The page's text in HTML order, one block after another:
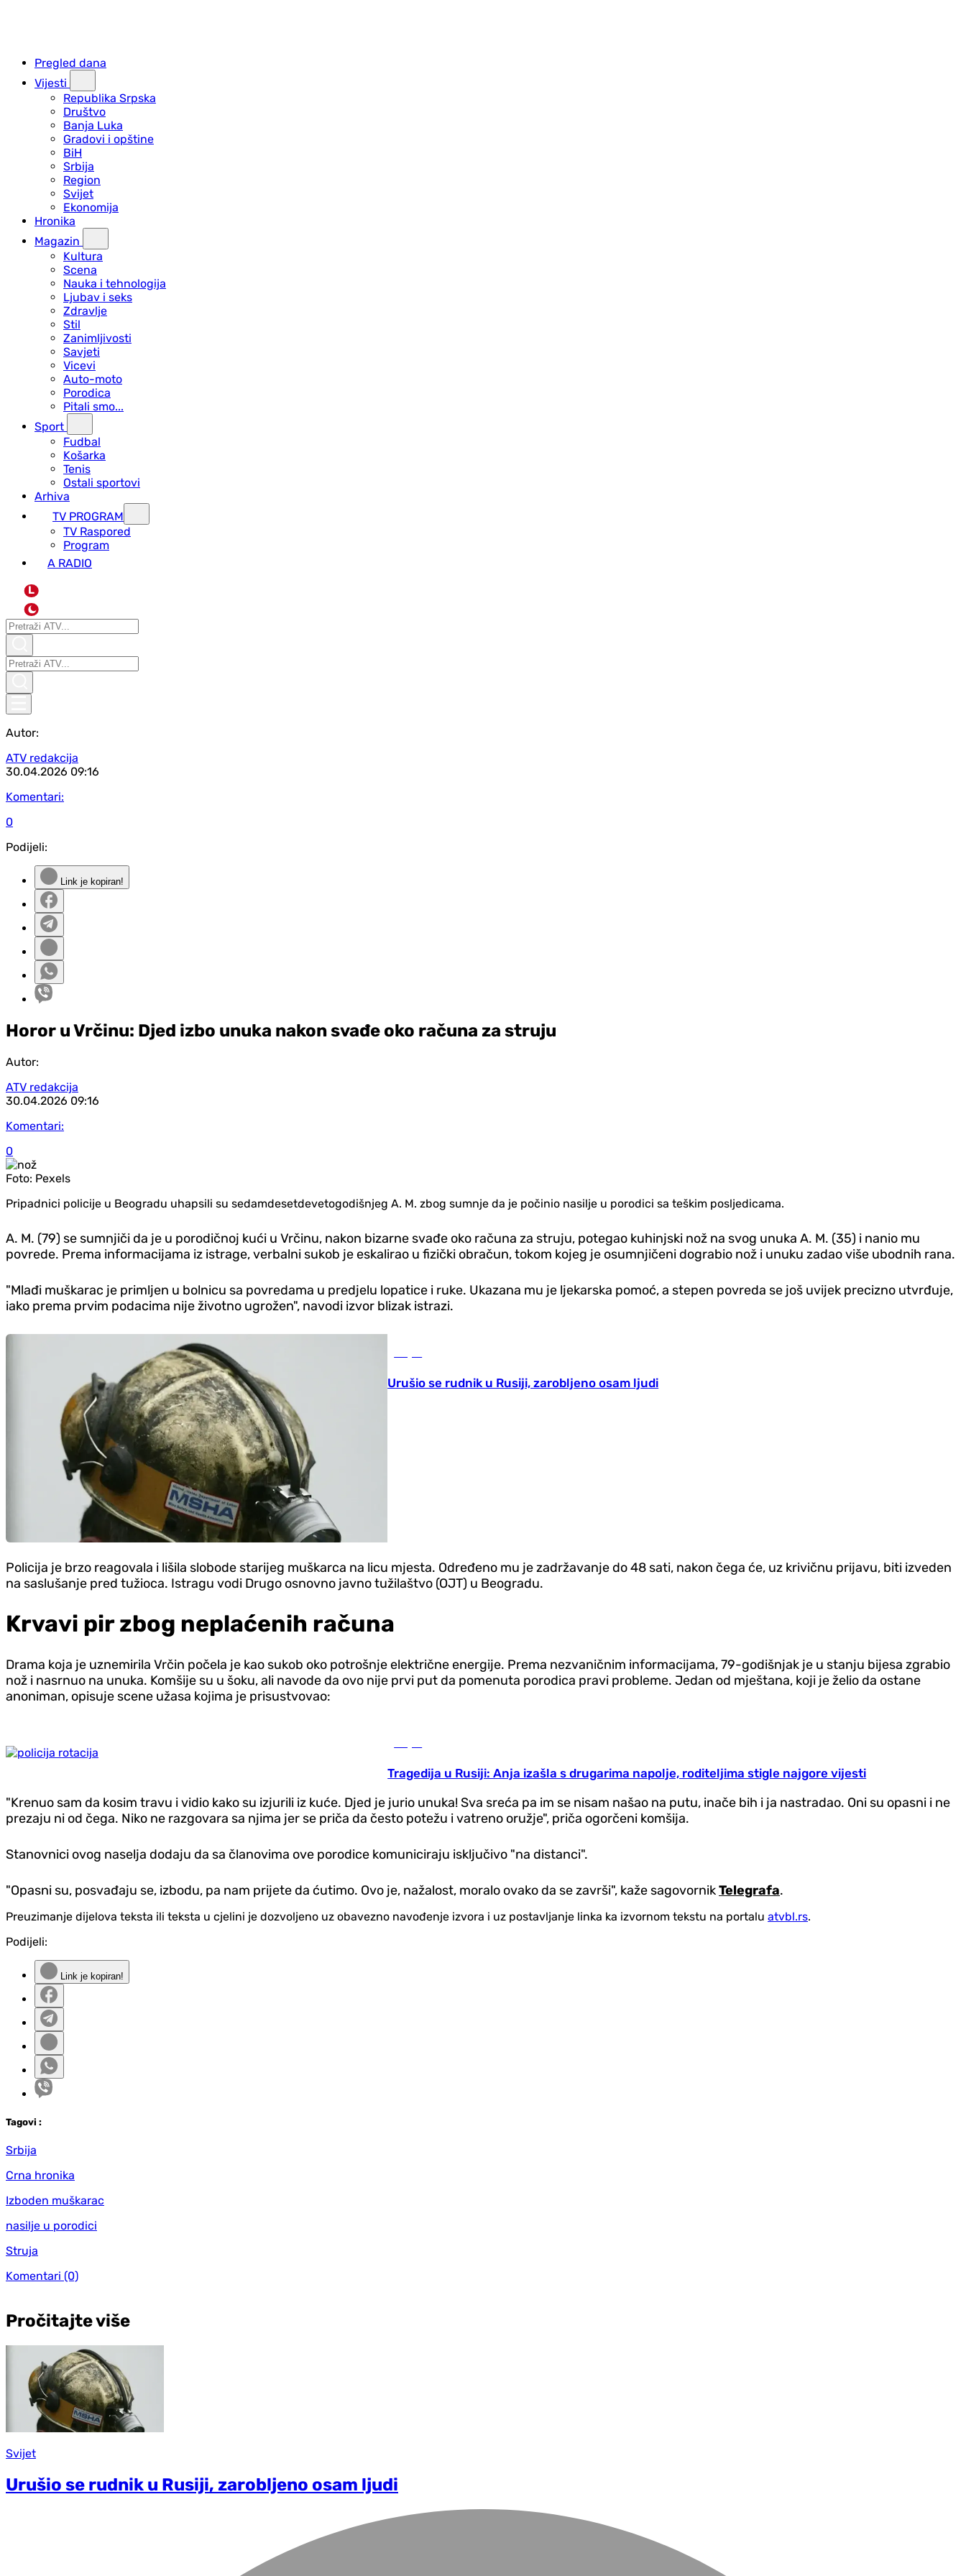
Pregled dana
Vijesti
Republika Srpska
Društvo
Banja Luka
Gradovi i opštine
BiH
Srbija
Region
Svijet
Ekonomija
Hronika
Magazin
Kultura
Scena
Nauka i tehnologija
Ljubav i seks
Zdravlje
Stil
Zanimljivosti
Savjeti
Vicevi
Auto-moto
Porodica
Pitali smo...
Sport
Fudbal
Košarka
Tenis
Ostali sportovi
Arhiva
TV PROGRAM
ТV Raspored
Program
A RADIO
L
Autor:
ATV redakcija
30.04.2026 09:16
Komentari:
0
Podijeli:
Link je kopiran!
Horor u Vrčinu: Djed izbo unuka nakon svađe oko računa za struju
Autor:
ATV redakcija
30.04.2026 09:16
Komentari:
0
Foto: Pexels
Pripadnici policije u Beogradu uhapsili su sedamdesetdevetogodišnjeg A. M. zbog sumnje da je počinio nasilje u porodici sa teškim posljedicama.
A. M. (79) se sumnjiči da je u porodičnoj kući u Vrčinu, nakon bizarne svađe oko računa za struju, potegao kuhinjski nož na svog unuka A. M. (35) i nanio mu
povrede. Prema informacijama iz istrage, verbalni sukob je eskalirao u fizički obračun, tokom kojeg je osumnjičeni dograbio nož i unuku zadao više ubodnih rana.
"Mlađi muškarac je primljen u bolnicu sa povredama u predjelu lopatice i ruke. Ukazana mu je ljekarska pomoć, a stepen povreda se još uvijek precizno utvrđuje,
iako prema prvim podacima nije životno ugrožen", navodi izvor blizak istrazi.
Urušio se rudnik u Rusiji, zarobljeno osam ljudi
Policija je brzo reagovala i lišila slobode starijeg muškarca na licu mjesta. Određeno mu je zadržavanje do 48 sati, nakon čega će, uz krivičnu prijavu, biti izveden
na saslušanje pred tužioca. Istragu vodi Drugo osnovno javno tužilaštvo (OJT) u Beogradu.
Krvavi pir zbog neplaćenih računa
Drama koja je uznemirila Vrčin počela je kao sukob oko potrošnje električne energije. Prema nezvaničnim informacijama, 79-godišnjak je u stanju bijesa zgrabio
nož i nasrnuo na unuka. Komšije su u šoku, ali navode da ovo nije prvi put da pomenuta porodica pravi probleme. Jedan od mještana, koji je želio da ostane
anoniman, opisuje scene užasa kojima je prisustvovao:
Tragedija u Rusiji: Anja izašla s drugarima napolje, roditeljima stigle najgore vijesti
"Krenuo sam da kosim travu i vidio kako su izjurili iz kuće. Djed je jurio unuka! Sva sreća pa im se nisam našao na putu, inače bih i ja nastradao. Oni su opasni i ne
prezaju ni od čega. Niko ne razgovara sa njima jer se priča da često potežu i vatreno oružje", priča ogorčeni komšija.
Stanovnici ovog naselja dodaju da sa članovima ove porodice komuniciraju isključivo "na distanci".
"Opasni su, posvađaju se, izbodu, pa nam prijete da ćutimo. Ovo je, nažalost, moralo ovako da se završi", kaže sagovornikTelegrafa.
Preuzimanje dijelova teksta ili teksta u cjelini je dozvoljeno uz obavezno navođenje izvora i uz postavljanje linka ka izvornom tekstu na portalu atvbl.rs.
Podijeli:
Link je kopiran!
Tagovi :
Srbija
Crna hronika
Izboden muškarac
nasilje u porodici
Struja
Komentari (0)
Pročitajte više
Svijet
Urušio se rudnik u Rusiji, zarobljeno osam ljudi